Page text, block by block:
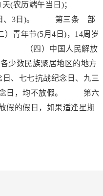
天(农历端午当日)；
2日、3日)。 第三条 部
年节(5月4日)，14周岁
； （四）中国人民解放
数民族聚居地区的地方
、七七抗战纪念日、九三
纪念日，均不放假。 第六
假的假日，如果适逢星期